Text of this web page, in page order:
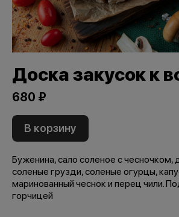
Доска закусок к
680 ₽
В корзину
Буженина, сало соленое с чесночком,
соленые грузди, соленые огурцы,
маринованный чеснок и перец чили.
горчицей